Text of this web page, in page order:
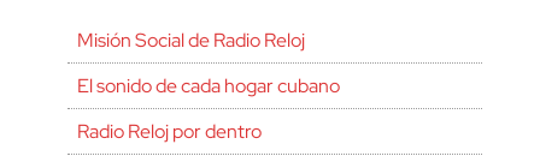
Misión Social de Radio Reloj
El sonido de cada hogar cubano
Radio Reloj por dentro